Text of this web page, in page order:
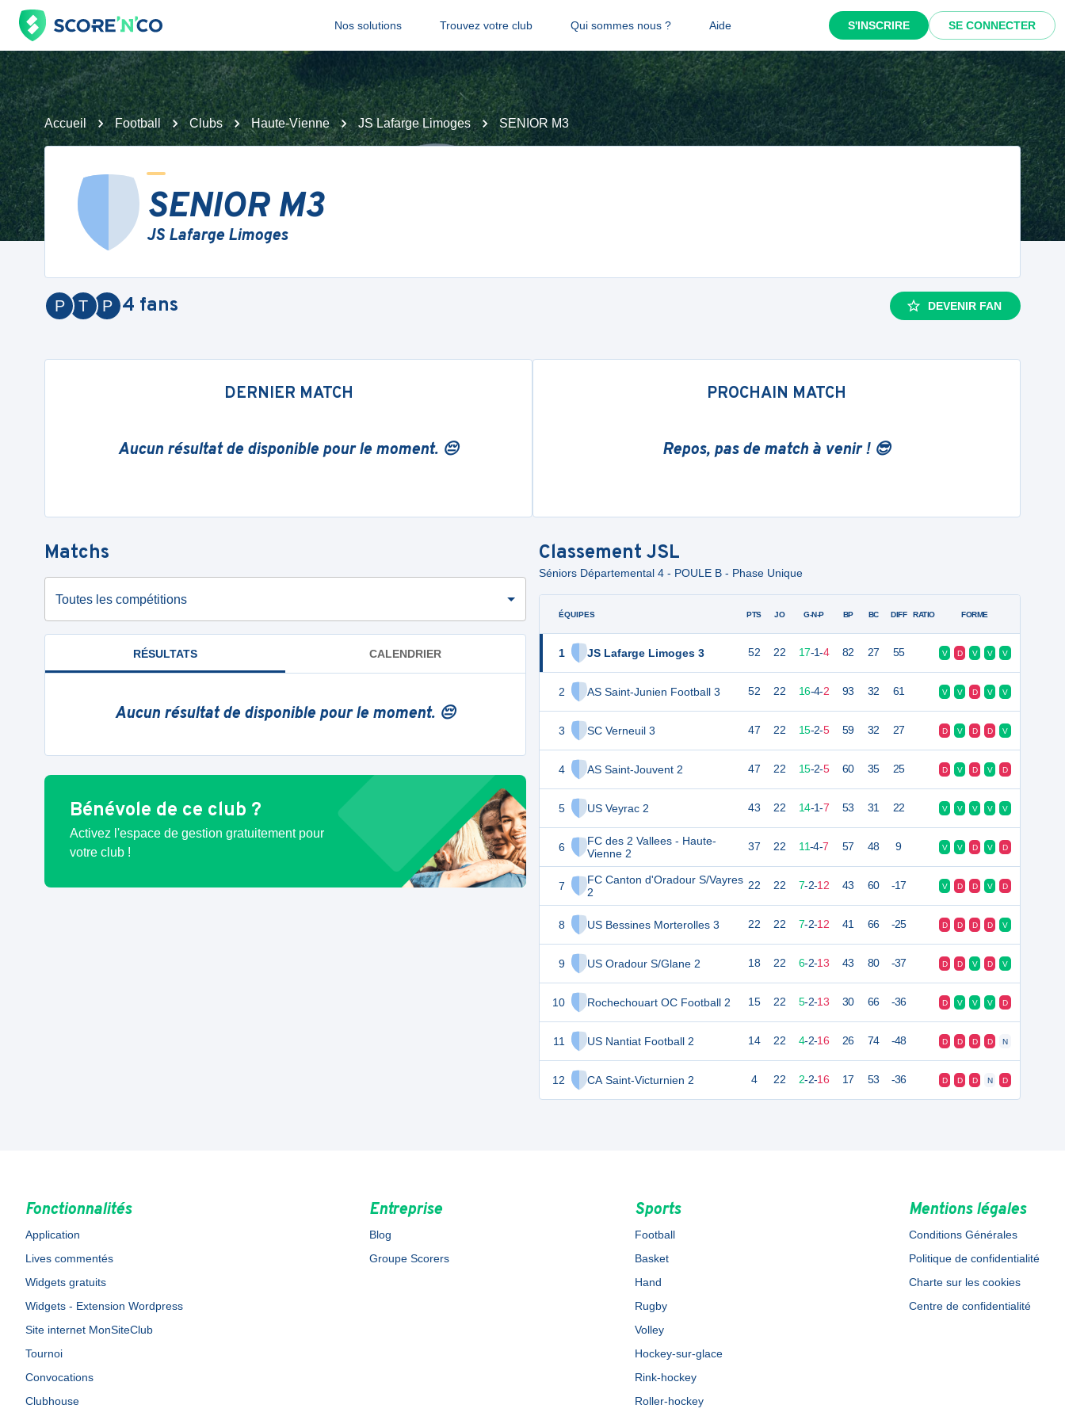
Nos solutions Trouvez votre club Qui sommes nous ? Aide S'INSCRIRE SE CONNECTER
Accueil Football Clubs Haute-Vienne JS Lafarge Limoges SENIOR M3
SENIOR M3
JS Lafarge Limoges
P
T
P 4 fans DEVENIR FAN
DERNIER MATCH
Aucun résultat de disponible pour le moment. 😔
PROCHAIN MATCH
Repos, pas de match à venir ! 😎
Matchs
Toutes les compétitions
RÉSULTATS CALENDRIER
Aucun résultat de disponible pour le moment. 😔
Bénévole de ce club ?
Activez l'espace de gestion gratuitement pour
votre club !
Classement JSL
Séniors Départemental 4 - POULE B - Phase Unique
ÉQUIPES
1 JS Lafarge Limoges 3
2 AS Saint-Junien Football 3
3 SC Verneuil 3
4 AS Saint-Jouvent 2
5 US Veyrac 2
6
FC des 2 Vallees - Haute-
Vienne 2
7
FC Canton d'Oradour S/Vayres
2
8 US Bessines Morterolles 3
9 US Oradour S/Glane 2
10 Rochechouart OC Football 2
11 US Nantiat Football 2
12 CA Saint-Victurnien 2
PTS JO G-N-P BP BC DIFF RATIO FORME
52 22 17-1-4 82 27 55 V D V V V
52 22 16-4-2 93 32 61 V V D V V
47 22 15-2-5 59 32 27 D V D D V
47 22 15-2-5 60 35 25 D V D V D
43 22 14-1-7 53 31 22 V V V V V
37 22 11-4-7 57 48 9 V V D V D
22 22 7-2-12 43 60 -17 V D D V D
22 22 7-2-12 41 66 -25 D D D D V
18 22 6-2-13 43 80 -37 D D V D V
15 22 5-2-13 30 66 -36 D V V V D
14 22 4-2-16 26 74 -48 D D D D N
4 22 2-2-16 17 53 -36 D D D N D
Fonctionnalités
Application
Lives commentés
Widgets gratuits
Widgets - Extension Wordpress
Site internet MonSiteClub
Tournoi
Convocations
Clubhouse
Entreprise
Blog
Groupe Scorers
Sports
Football
Basket
Hand
Rugby
Volley
Hockey-sur-glace
Rink-hockey
Roller-hockey
Mentions légales
Conditions Générales
Politique de confidentialité
Charte sur les cookies
Centre de confidentialité